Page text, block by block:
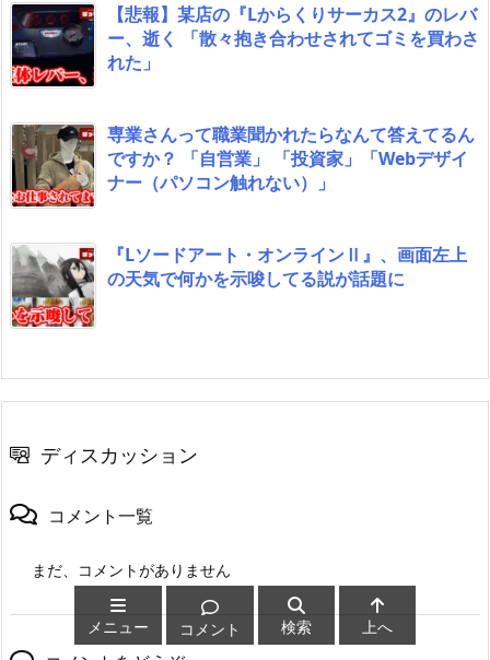
【悲報】某店の『Lからくりサーカス2』のレバ
ー、逝く 「散々抱き合わせされてゴミを買わさ
れた」
専業さんって職業聞かれたらなんて答えてるん
ですか？ 「自営業」 「投資家」「Webデザイ
ナー（パソコン触れない）」
『Lソードアート・オンラインⅡ』、画面左上
の天気で何かを示唆してる説が話題に
ディスカッション
コメント一覧
まだ、コメントがありません
メニュー コメント 検索 上へ